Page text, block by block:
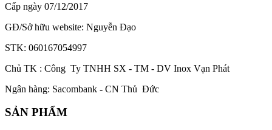
Cấp ngày 07/12/2017
GĐ/Sở hữu website: Nguyễn Đạo
STK: 060167054997
Chủ TK : Công Ty TNHH SX - TM - DV Inox Vạn Phát
Ngân hàng: Sacombank - CN Thủ Đức
SẢN PHẨM